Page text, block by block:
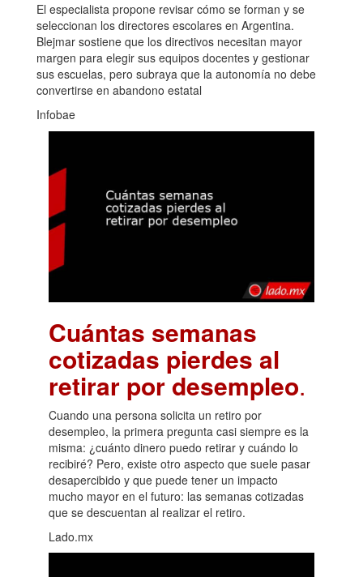
El especialista propone revisar cómo se forman y se
seleccionan los directores escolares en Argentina.
Blejmar sostiene que los directivos necesitan mayor
margen para elegir sus equipos docentes y gestionar
sus escuelas, pero subraya que la autonomía no debe
convertirse en abandono estatal
Infobae
Cuántas semanas
cotizadas pierdes al
retirar por desempleo.
Cuando una persona solicita un retiro por
desempleo, la primera pregunta casi siempre es la
misma: ¿cuánto dinero puedo retirar y cuándo lo
recibiré? Pero, existe otro aspecto que suele pasar
desapercibido y que puede tener un impacto
mucho mayor en el futuro: las semanas cotizadas
que se descuentan al realizar el retiro.
Lado.mx